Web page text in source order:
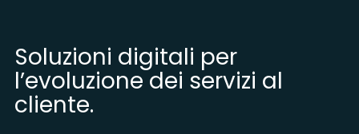
Soluzioni digitali per
l’evoluzione dei servizi al
cliente.